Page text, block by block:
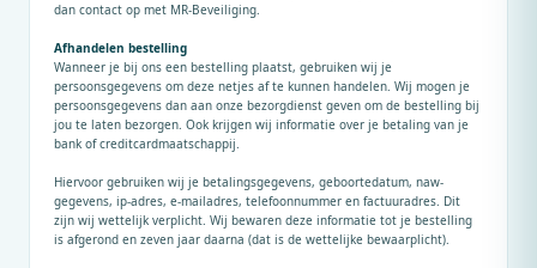
dan contact op met MR-Beveiliging.
Afhandelen bestelling
Wanneer je bij ons een bestelling plaatst, gebruiken wij je
persoonsgegevens om deze netjes af te kunnen handelen. Wij mogen je
persoonsgegevens dan aan onze bezorgdienst geven om de bestelling bij
jou te laten bezorgen. Ook krijgen wij informatie over je betaling van je
bank of creditcardmaatschappij.
Hiervoor gebruiken wij je betalingsgegevens, geboortedatum, naw-
gegevens, ip-adres, e-mailadres, telefoonnummer en factuuradres. Dit
zijn wij wettelijk verplicht. Wij bewaren deze informatie tot je bestelling
is afgerond en zeven jaar daarna (dat is de wettelijke bewaarplicht).